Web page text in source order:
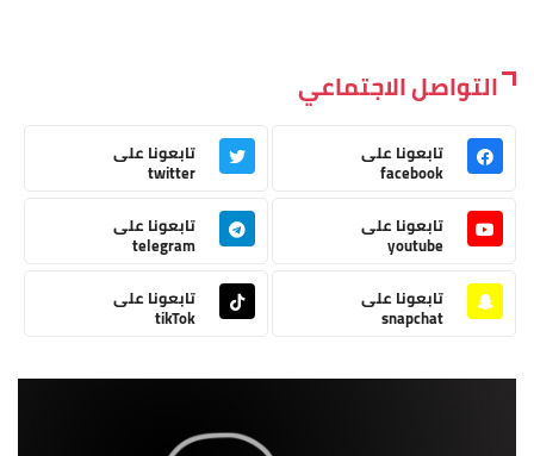
التواصل الاجتماعي
تابعونا على
facebook
تابعونا على
twitter
تابعونا على
youtube
تابعونا على
telegram
تابعونا على
snapchat
تابعونا على
tikTok